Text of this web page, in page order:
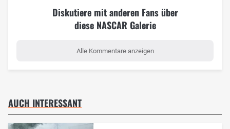
Diskutiere mit anderen Fans über
diese NASCAR Galerie
Alle Kommentare anzeigen
AUCH INTERESSANT